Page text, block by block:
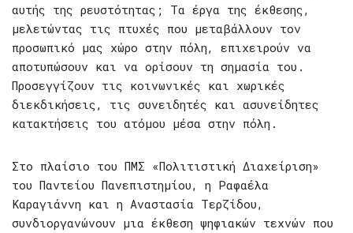
αυτής της ρευστότητας; Τα έργα της έκθεσης,
μελετώντας τις πτυχές που μεταβάλλουν τον
προσωπικό μας χώρο στην πόλη, επιχειρούν να
αποτυπώσουν και να ορίσουν τη σημασία του.
Προσεγγίζουν τις κοινωνικές και χωρικές
διεκδικήσεις,
τις συνειδητές και ασυνείδητες
κατακτήσεις του ατόμου μέσα στην πόλη.
Στο πλαίσιο του ΠΜΣ «Πολιτιστική Διαχείριση»
του Παντείου Πανεπιστημίου, η Ραφαέλα
Καραγιάννη και η Αναστασία Τερζίδου,
συνδιοργανώνουν μια έκθεση ψηφιακών τεχνών που